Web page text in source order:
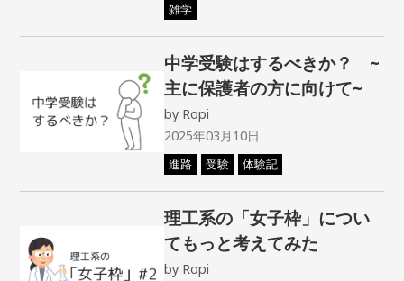
雑学
中学受験はするべきか？ ~
主に保護者の方に向けて~
by Ropi
2025年03月10日
進路 受験 体験記
理工系の「女子枠」につい
てもっと考えてみた
by Ropi